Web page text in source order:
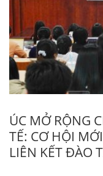
ÚC MỞ RỘNG
TẾ: CƠ HỘI
LIÊN KẾT ĐÀO